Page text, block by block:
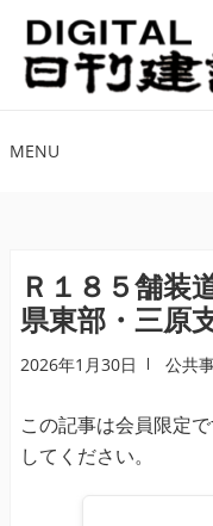
ナ
ビ
ゲ
シ
キ
ッ
プ
コ
ン
テ
ツ
プ
MENU
Ｒ１８５舗装
県東部・三原
2026年1月30日 公共
この記事は会員限定
してください。